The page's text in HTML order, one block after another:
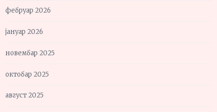
фебруар 2026
јануар 2026
новембар 2025
октобар 2025
август 2025